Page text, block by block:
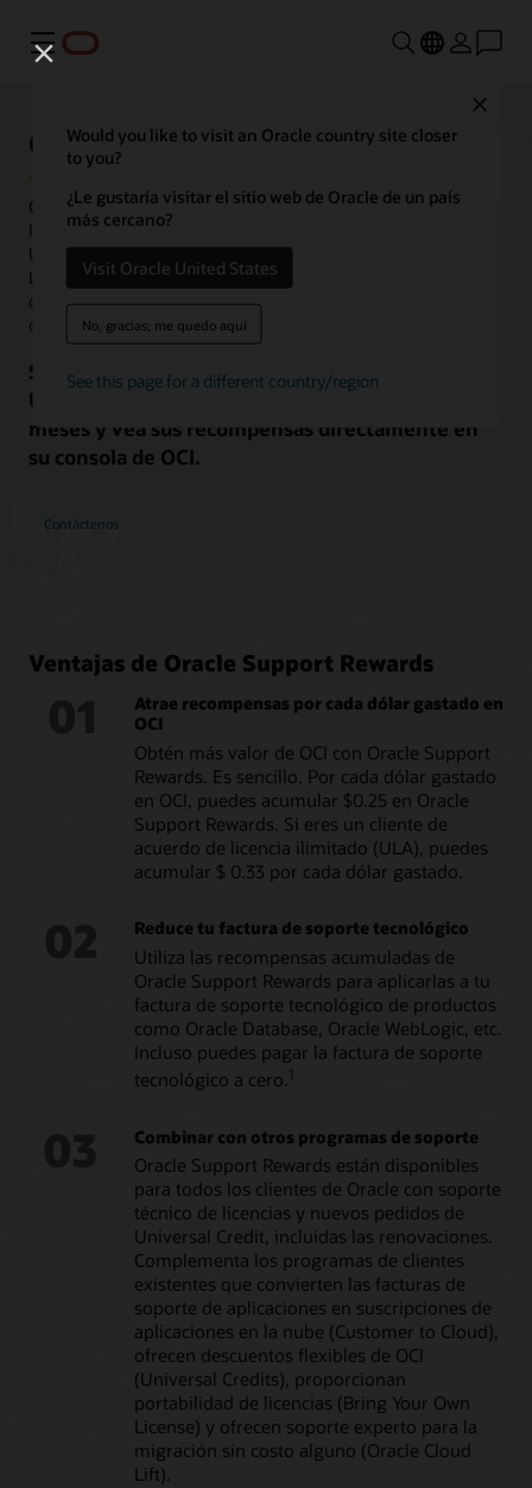
Menú
Would you like to visit an Oracle country site closer
to you?
¿Le gustaría visitar el sitio web de Oracle de un país
más cercano?
Visit Oracle United States
No, gracias; me quedo aquí
See this page for a different country/region
Oracle Support Rewards
Con Oracle Support Rewards, cuanto más use Oracle Cloud
Infrastructure (OCI), más ahorrará. Puede ganar de USD 0,25 a
USD 0,33 en recompensas por cada USD 1 que gaste en OCI.
Luego, puede aplicar esas recompensas para reducir su factura
de soporte de licencia de software de tecnología, incluso hasta
cero.
Simplemente firme o renueve un pedido de
Universal Credits, gane recompensas todos los
meses y vea sus recompensas directamente en
su consola de OCI.
Contáctenos
Ventajas de Oracle Support Rewards
Atrae recompensas por cada dólar gastado en
OCI
Obtén más valor de OCI con Oracle Support
Rewards. Es sencillo. Por cada dólar gastado
en OCI, puedes acumular $0.25 en Oracle
Support Rewards. Si eres un cliente de
acuerdo de licencia ilimitado (ULA), puedes
acumular $ 0.33 por cada dólar gastado.
Reduce tu factura de soporte tecnológico
Utiliza las recompensas acumuladas de
Oracle Support Rewards para aplicarlas a tu
factura de soporte tecnológico de productos
como Oracle Database, Oracle WebLogic, etc.
Incluso puedes pagar la factura de soporte
tecnológico a cero.1
Combinar con otros programas de soporte
Oracle Support Rewards están disponibles
para todos los clientes de Oracle con soporte
técnico de licencias y nuevos pedidos de
Universal Credit, incluidas las renovaciones.
Complementa los programas de clientes
existentes que convierten las facturas de
soporte de aplicaciones en suscripciones de
aplicaciones en la nube (Customer to Cloud),
ofrecen descuentos flexibles de OCI
(Universal Credits), proporcionan
portabilidad de licencias (Bring Your Own
License) y ofrecen soporte experto para la
migración sin costo alguno (Oracle Cloud
Lift).